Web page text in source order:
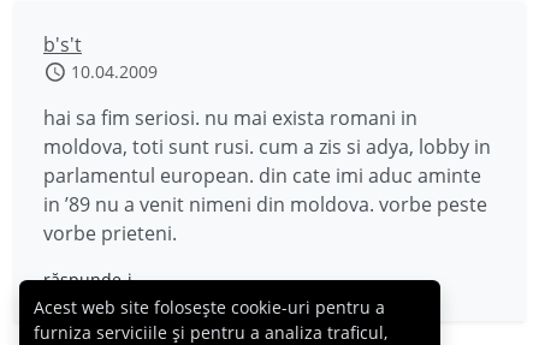
b's't
10.04.2009
hai sa fim seriosi. nu mai exista romani in
moldova, toti sunt rusi. cum a zis si adya, lobby in
parlamentul european. din cate imi aduc aminte
in ’89 nu a venit nimeni din moldova. vorbe peste
vorbe prieteni.
răspunde-i
Acest web site folosește cookie-uri pentru a
furniza serviciile și pentru a analiza traficul,